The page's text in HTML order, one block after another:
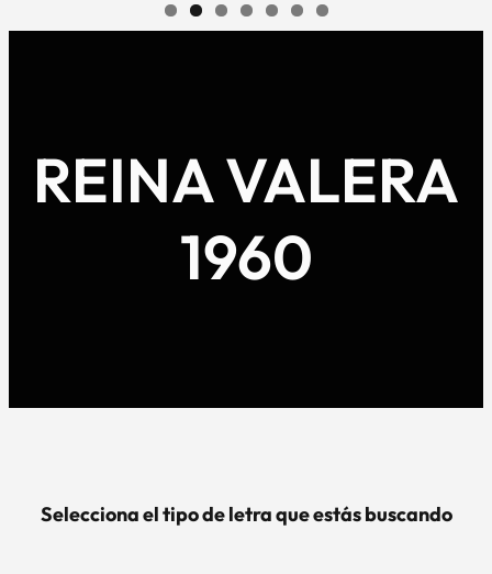
REINA VALERA
1960
Selecciona el tipo de letra que estás buscando